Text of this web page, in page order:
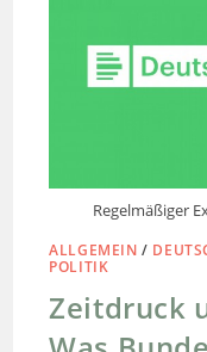
Regelmäßiger
ALLGEMEIN /
POLITIK
Zeitdruck